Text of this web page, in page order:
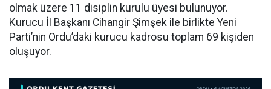
olmak üzere 11 disiplin kurulu üyesi bulunuyor.
Kurucu İl Başkanı Cihangir Şimşek ile birlikte Yeni
Parti’nin Ordu’daki kurucu kadrosu toplam 69 kişiden
oluşuyor.